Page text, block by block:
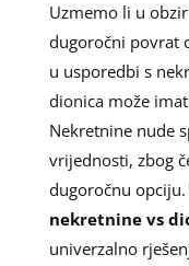
Uzmemo li u
dugoročni povrat
u usporedbi s
dionica može
Nekretnine nude
vrijednosti, zbog
dugoročnu
nekretnine vs
univerzalno